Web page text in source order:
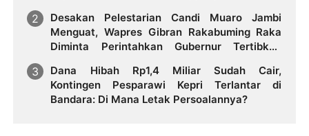
Desakan Pelestarian Candi Muaro Jambi
Menguat, Wapres Gibran Rakabuming Raka
Diminta Perintahkan Gubernur Tertibkan
Dana Hibah Rp1,4 Miliar Sudah Cair,
Kontingen Pesparawi Kepri Terlantar di
Bandara: Di Mana Letak Persoalannya?